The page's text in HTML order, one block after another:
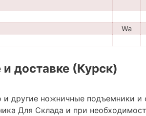
Wa
доставке (Курск)
и другие ножничные подъемники
Для Склада и при